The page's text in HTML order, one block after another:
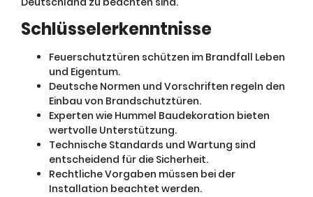
Schlüsselerkenntnisse
Feuerschutztüren schützen im Brandfall Leben
und Eigentum.
Deutsche Normen und Vorschriften regeln den
Einbau von Brandschutztüren.
Experten wie Hummel Baudekoration bieten
wertvolle Unterstützung.
Technische Standards und Wartung sind
entscheidend für die Sicherheit.
Rechtliche Vorgaben müssen bei der
Installation beachtet werden.